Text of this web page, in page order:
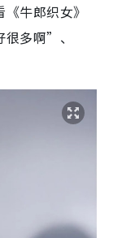
牛郎织女》
多啊”、